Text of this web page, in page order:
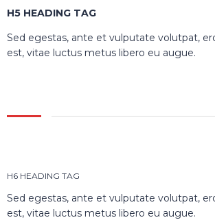
H5 HEADING TAG
Sed egestas, ante et vulputate volutpat,
est, vitae luctus metus libero eu augue.
H6 HEADING TAG
Sed egestas, ante et vulputate volutpat,
est, vitae luctus metus libero eu augue.